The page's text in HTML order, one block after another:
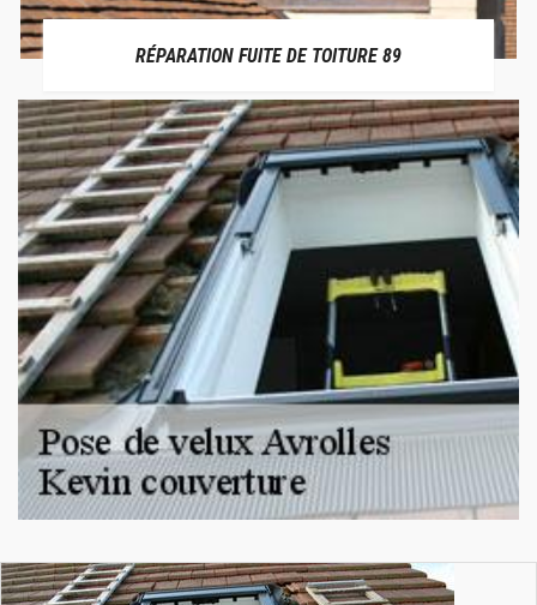
RÉPARATION FUITE DE TOITURE 89